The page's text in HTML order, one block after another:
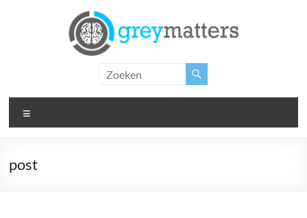
Matters
Insight.
Inspiration.
post